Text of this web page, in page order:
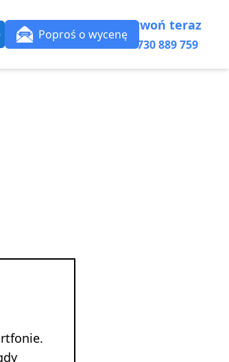
Poproś o wycenę
Zadzwoń teraz
+48 730 889 759